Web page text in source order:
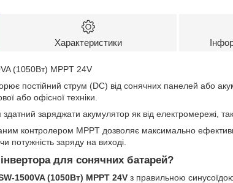
Характеристики
(1050Вт) MPPT 24V
постійний струм (DC) від сонячних панелей або
або офісної техніки.
заряджати акумулятор як від електромережі, так
контролером MPPT дозволяє максимально
потужність заряду на виході.
для сонячних батарей?
1500VA (1050Вт) MPPT 24V з правильною